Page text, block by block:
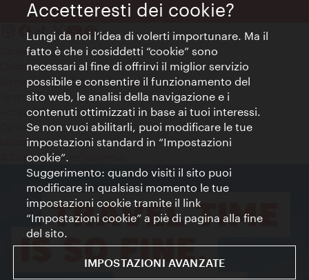
Contatti
Colophon
Dichiarazione sulla protezione dei dati
Terms of Use
Accessibilità
Contatto stampa
Impostazioni cookie
© Copyright WienTourismus
Accetteresti dei cookie?
Lungi da noi l’idea di volerti importunare. Ma il
fatto è che i cosiddetti “cookie” sono
necessari al fine di offrirvi il miglior servizio
possibile e consentire il funzionamento del
sito web, le analisi della navigazione e i
contenuti ottimizzati in base ai tuoi interessi.
Se non vuoi abilitarli, puoi modificare le tue
impostazioni standard in “Impostazioni
cookie”.
Suggerimento: quando visiti il sito puoi
modificare in qualsiasi momento le tue
impostazioni cookie tramite il link
“Impostazioni cookie” a piè di pagina alla fine
del sito.
IMPOSTAZIONI AVANZATE